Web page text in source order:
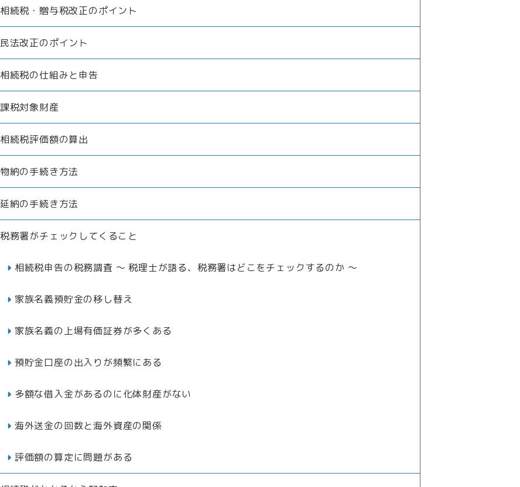
相続税・贈与税改正のポイント
民法改正のポイント
相続税の仕組みと申告
課税対象財産
相続税評価額の算出
物納の手続き方法
延納の手続き方法
税務署がチェックしてくること
相続税申告の税務調査 ～ 税理士が語る、税務署はどこをチェックするのか ～
家族名義預貯金の移し替え
家族名義の上場有価証券が多くある
預貯金口座の出入りが頻繁にある
多額な借入金があるのに化体財産がない
海外送金の回数と海外資産の関係
評価額の算定に問題がある